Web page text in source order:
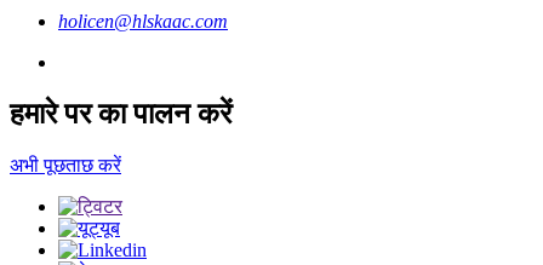
holicen@hlskaac.com
हमारे पर का पालन करें
अभी पूछताछ करें